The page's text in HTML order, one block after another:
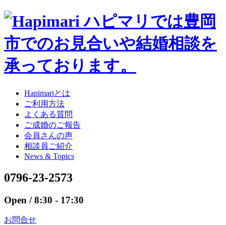
Hapimariとは
ご利用方法
よくある質問
ご成婚のご報告
会員さんの声
相談員ご紹介
News & Topics
0796-23-2573
Open / 8:30 - 17:30
お問合せ